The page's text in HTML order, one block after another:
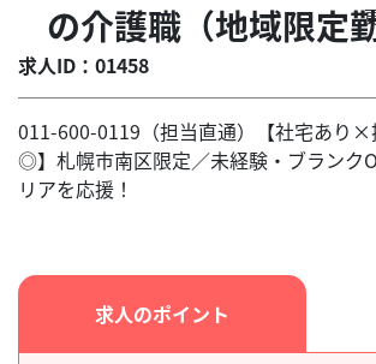
の介護職（地域限
求人ID：01458
011-600-0119（担当直通）【社宅あり×
◎】札幌市南区限定／未経験・ブランク
リアを応援！
求人のポイント